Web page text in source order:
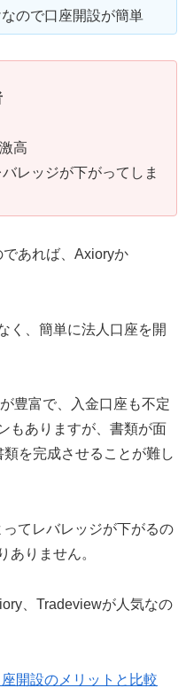
ので口座開設が簡単
高
レッジが下がってしま
あれば、Axioryか
く、簡単に法人口座を開
豊富で、入金口座も不定
もありますが、書類が面
を完成させることが難し
てレバレッジが下がるの
ありません。
、Tradeviewが人気なの
開設のメリットと比較